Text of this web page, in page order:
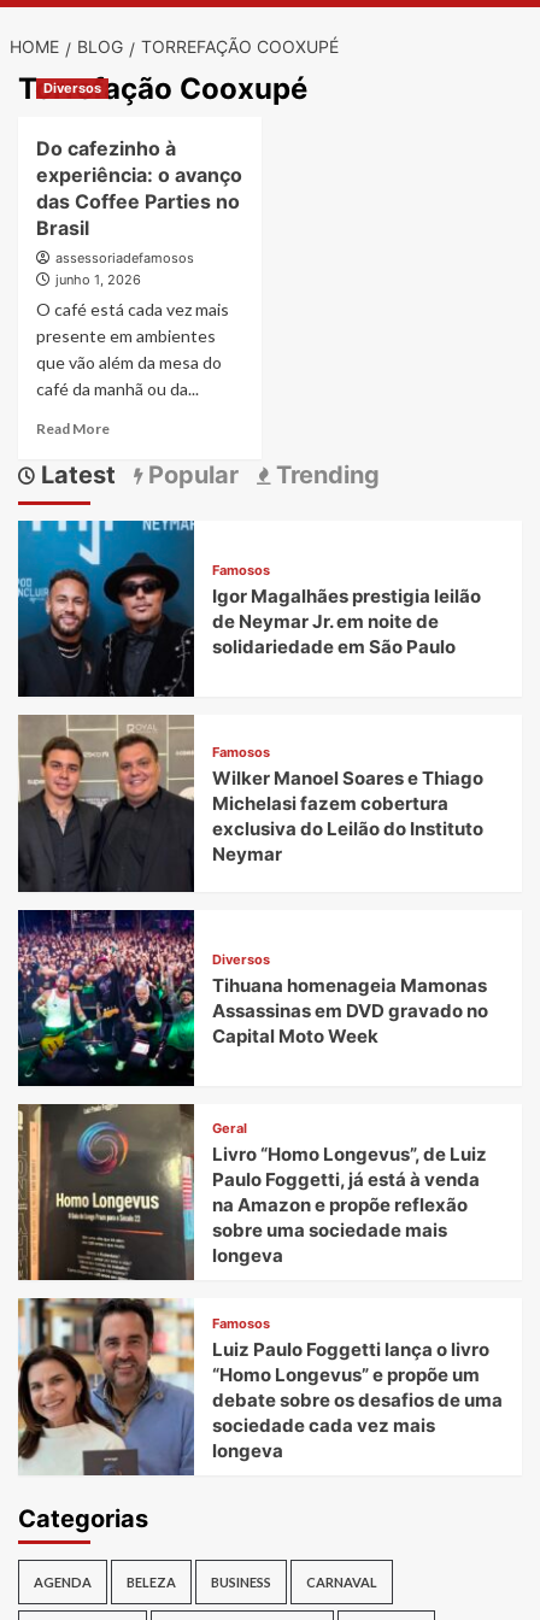
HOME BLOG TORREFAÇÃO COOXUPÉ
Torrefação Cooxupé
Diversos
Do cafezinho à
experiência: o avanço
das Coffee Parties no
Brasil
assessoriadefamosos
junho 1, 2026
O café está cada vez mais
presente em ambientes
que vão além da mesa do
café da manhã ou da...
Read MoreRead
about
cafezinho
à
experiência:
avanço
das
Coffee
Parties
no
Brasil
Latest Popular Trending
Famosos
Igor Magalhães prestigia leilão
de Neymar Jr. em noite de
solidariedade em São Paulo
Famosos
Wilker Manoel Soares e Thiago
Michelasi fazem cobertura
exclusiva do Leilão do Instituto
Neymar
Diversos
Tihuana homenageia Mamonas
Assassinas em DVD gravado no
Capital Moto Week
Geral
Livro “Homo Longevus”, de Luiz
Paulo Foggetti, já está à venda
na Amazon e propõe reflexão
sobre uma sociedade mais
longeva
Famosos
Luiz Paulo Foggetti lança o livro
“Homo Longevus” e propõe um
debate sobre os desafios de uma
sociedade cada vez mais
longeva
Categorias
AGENDA BELEZA BUSINESS CARNAVAL